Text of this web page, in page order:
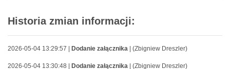
Historia zmian informacji:
2026-05-04 13:29:57 | Dodanie załącznika | (Zbigniew Dreszler)
2026-05-04 13:30:48 | Dodanie załącznika | (Zbigniew Dreszler)